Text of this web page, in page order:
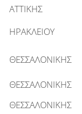
ΑΤΤΙΚΗΣ
ΗΡΑΚΛΕΙΟΥ
ΘΕΣΣΑΛΟΝΙΚΗΣ
ΘΕΣΣΑΛΟΝΙΚΗΣ
ΘΕΣΣΑΛΟΝΙΚΗΣ